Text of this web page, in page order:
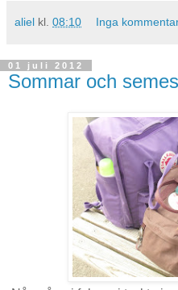
aliel kl. 08:10 Inga
01 juli 2012
Sommar och